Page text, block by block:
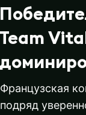
Team
Французская
подряд